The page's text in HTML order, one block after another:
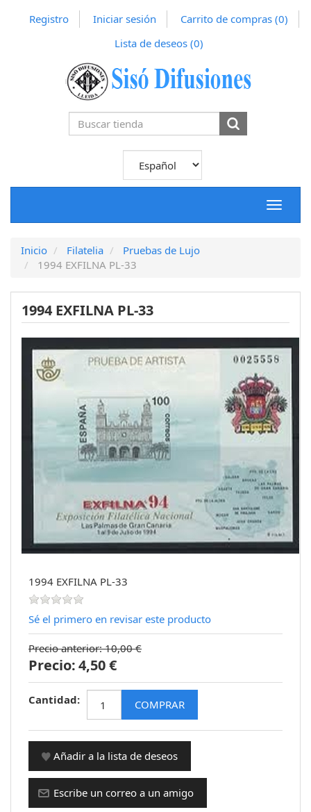
Registro Iniciar sesión Carrito de compras (0)
Lista de deseos (0)
Toggle
Inicio Filatelia
Pruebas de Lujo
1994 EXFILNA PL-33
1994 EXFILNA PL-33
1994 EXFILNA PL-33
Sé el primero en revisar este producto
Precio anterior: 10,00 €
Precio:4,50 €
Cantidad: